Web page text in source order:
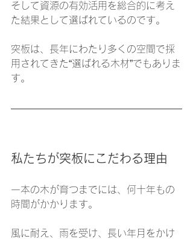
そして資源の有効活用を総合的に考え
た結果として選ばれているのです。
突板は、長年にわたり多くの空間で採
用されてきた“選ばれる木材”でもありま
す。
私たちが突板にこだわる理由
一本の木が育つまでには、何十年もの
時間がかかります。
風に耐え、雨を受け、長い年月をかけ